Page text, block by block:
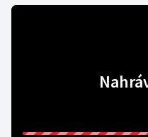
Moderní pětiboj